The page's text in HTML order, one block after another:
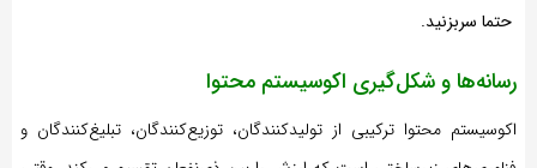
حتما سربزنید.
رسانه‌ها و شکل‌گیری اکوسیستم محتوا
اکوسیستم محتوا ترکیبی از تولیدکنندگان، توزیع‌کنندگان، تبلیغ‌کنندگان و